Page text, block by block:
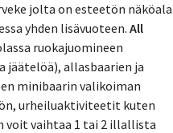
jolta on esteetön näköala
yhden lisävuoteen. All
ruokajuomineen
jäätelöä), allasbaarien ja
minibaarin valikoiman
urheiluaktiviteetit kuten
voit vaihtaa 1 tai 2 illallista